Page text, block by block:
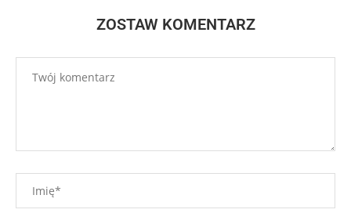
ZOSTAW KOMENTARZ